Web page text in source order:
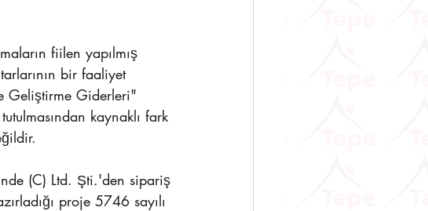
fiilen yapılmış
bir faaliyet
Geliştirme Giderleri"
kaynaklı fark
(C) Ltd. Şti.'den sipariş
proje 5746 sayılı